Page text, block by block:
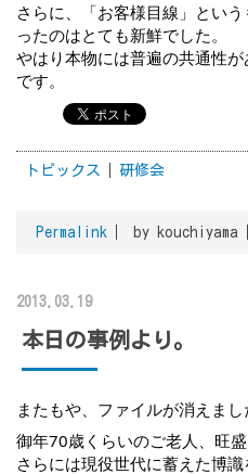
さらに、「お客様目線」とい
ったのはとても新鮮でした。
やはり本物には普遍の共通性
です。
トピックス 研修会
Permalink by kouchiyama
2013.03.19
本日の事例より。
またもや、ファイルが消えま
御年70歳くらいのご老人、旺
さらには現役世代に蓄えた博